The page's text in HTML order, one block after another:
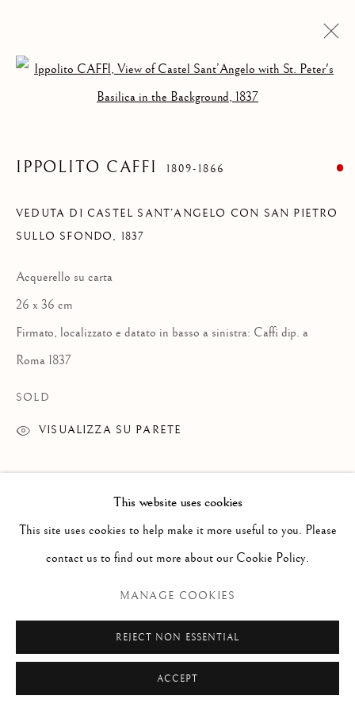
COLLEZIONE
Privacy Policy Manage cookies
SITO CREATO DA ARTLOGIC
PAOLO ANTONACCI
Via Alibert 16/a, 00187 Roma, IT
Telefono: + 39 06 32651679
info@paoloantonacci.com
This website uses cookies
This site uses cookies to help make it more useful to you. Please
contact us to find out more about our Cookie Policy.
MANAGE COOKIES
REJECT NON ESSENTIAL
ACCEPT
Open a larger version of the
IPPOLITO CAFFI 1809-1866
VEDUTA DI CASTEL SANT’ANGELO CON SAN PIETRO
SULLO SFONDO, 1837
Acquerello su carta
26 x 36 cm
Firmato, localizzato e datato in basso a sinistra: Caffi dip. a
Roma 1837
SOLD
VISUALIZZA SU PARETE